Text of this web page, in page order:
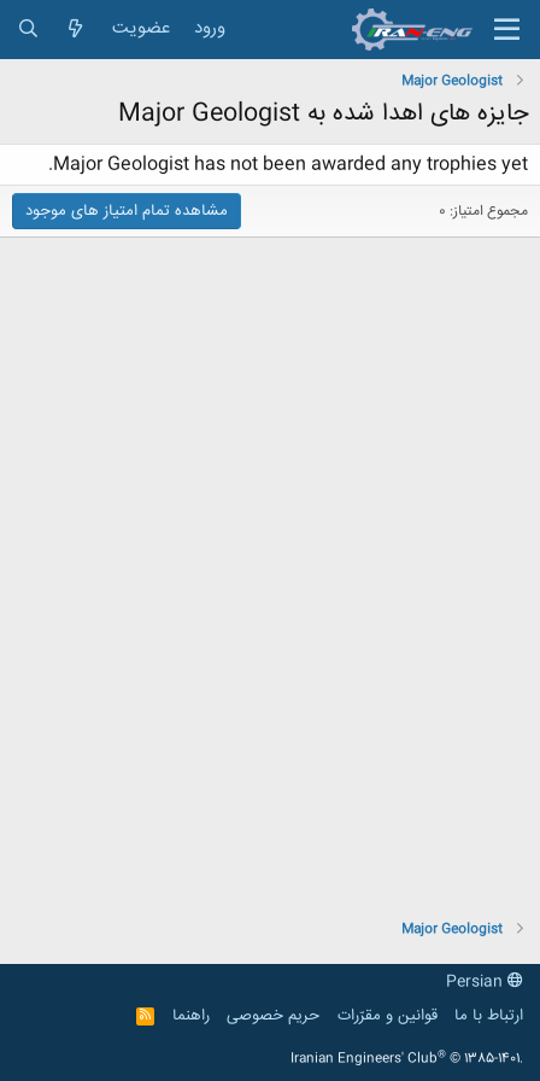
ورود عضویت
Major Geologist
جایزه های اهدا شده به Major Geologist
Major Geologist has not been awarded any trophies yet.
مجموع امتیاز: 0 مشاهده تمام امتیاز های موجود
Major Geologist
ارتباط با ما
قوانین و مقرّرات حریم خصوصی راهنما
R
S
Iranian Engineers' Club® © 1385-1401.